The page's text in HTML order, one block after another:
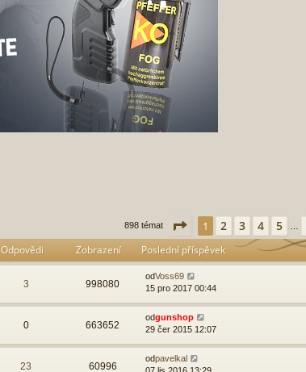
898 témat Stránka 1z 18
1 2 3 4 5 …
Odpovědi Zobrazení Poslední příspěvek
3 998080
odVoss69
15 pro 2017 00:44
0 663652
odgunshop
29 čer 2015 12:07
23 60996
odpavelkal